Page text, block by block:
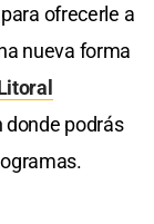
ofrecerle a
nueva forma
donde podrás